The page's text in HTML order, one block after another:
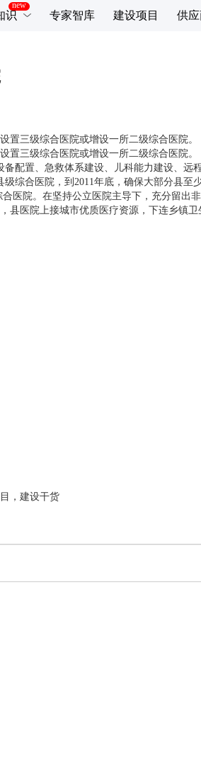
识 专家智库 建设项目 供
三级综合医院或增设一所二级综合医院。
三级综合医院或增设一所二级综合医院。
置、急救体系建设、儿科能力建设、远
合医院，到2011年底，确保大部分县至
医院。在坚持公立医院主导下，充分留出
院上接城市优质医疗资源，下连乡镇卫
，建设干货